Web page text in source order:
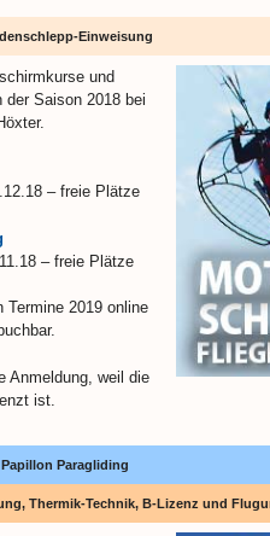
Einweisung
und
der Saison 2018 bei
– freie Plätze
– freie Plätze
2019 online
buchbar.
Anmeldung, weil die
ist.
Paragliding
Thermik-Technik, B-Lizenz und